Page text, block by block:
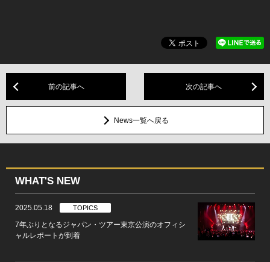
前の記事へ 次の記事へ
News一覧へ戻る
WHAT'S NEW
2025.05.18 TOPICS
7年ぶりとなるジャパン・ツアー東京公演のオフィシ
ャルレポートが到着